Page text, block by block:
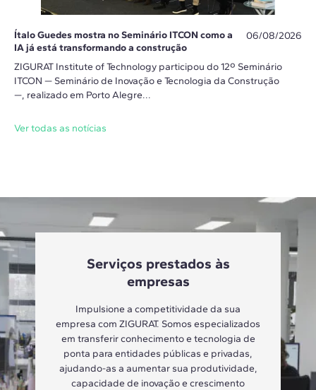
Ítalo Guedes mostra no Seminário ITCON como a
IA já está transformando a construção
06/08/2026
ZIGURAT Institute of Technology participou do 12º Seminário
ITCON — Seminário de Inovação e Tecnologia da Construção
—, realizado em Porto Alegre...
Ver todas as notícias
Serviços prestados às
empresas
Impulsione a competitividade da sua
empresa com ZIGURAT. Somos especializados
em transferir conhecimento e tecnologia de
ponta para entidades públicas e privadas,
ajudando-as a aumentar sua produtividade,
capacidade de inovação e crescimento